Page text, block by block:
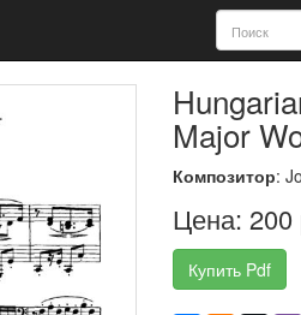
Major
Композитор:
Цена: 200
Купить Pdf